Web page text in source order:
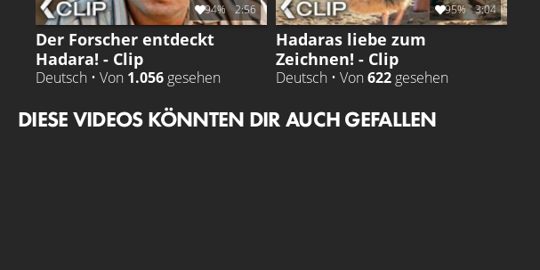
94% 2:56
Der Forscher entdeckt
Hadara! - Clip
Deutsch • Von 1.056 gesehen
95% 3:04
Hadaras liebe zum
Zeichnen! - Clip
Deutsch • Von 622 gesehen
DIESE VIDEOS KÖNNTEN DIR AUCH GEFALLEN